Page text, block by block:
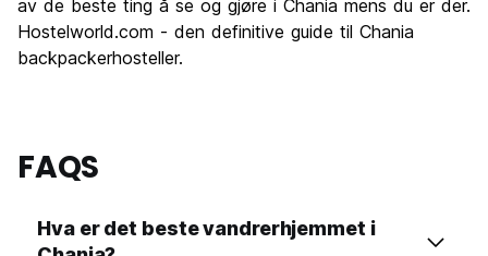
av de beste ting å se og gjøre i Chania mens du er der.
Hostelworld.com - den definitive guide til Chania
backpackerhosteller.
FAQS
Hva er det beste vandrerhjemmet i